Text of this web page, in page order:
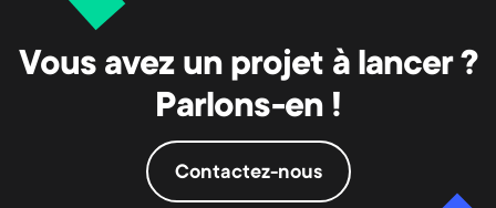
Vous avez un projet à lancer ?
Parlons-en !
Contactez-nous